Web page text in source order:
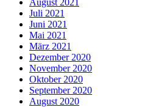
Juli 2021
Juni 2021
Mai 2021
März 2021
Dezember 2020
November 2020
Oktober 2020
September 2020
August 2020